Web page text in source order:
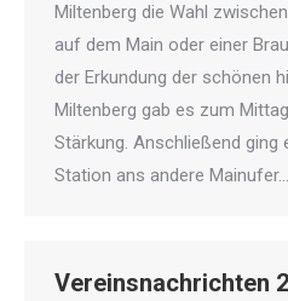
Miltenberg die Wahl
auf dem Main oder einer
der Erkundung der schönen
Miltenberg gab es zum
Stärkung. Anschließend
Station ans andere Mainufer…
Vereinsnachrichten